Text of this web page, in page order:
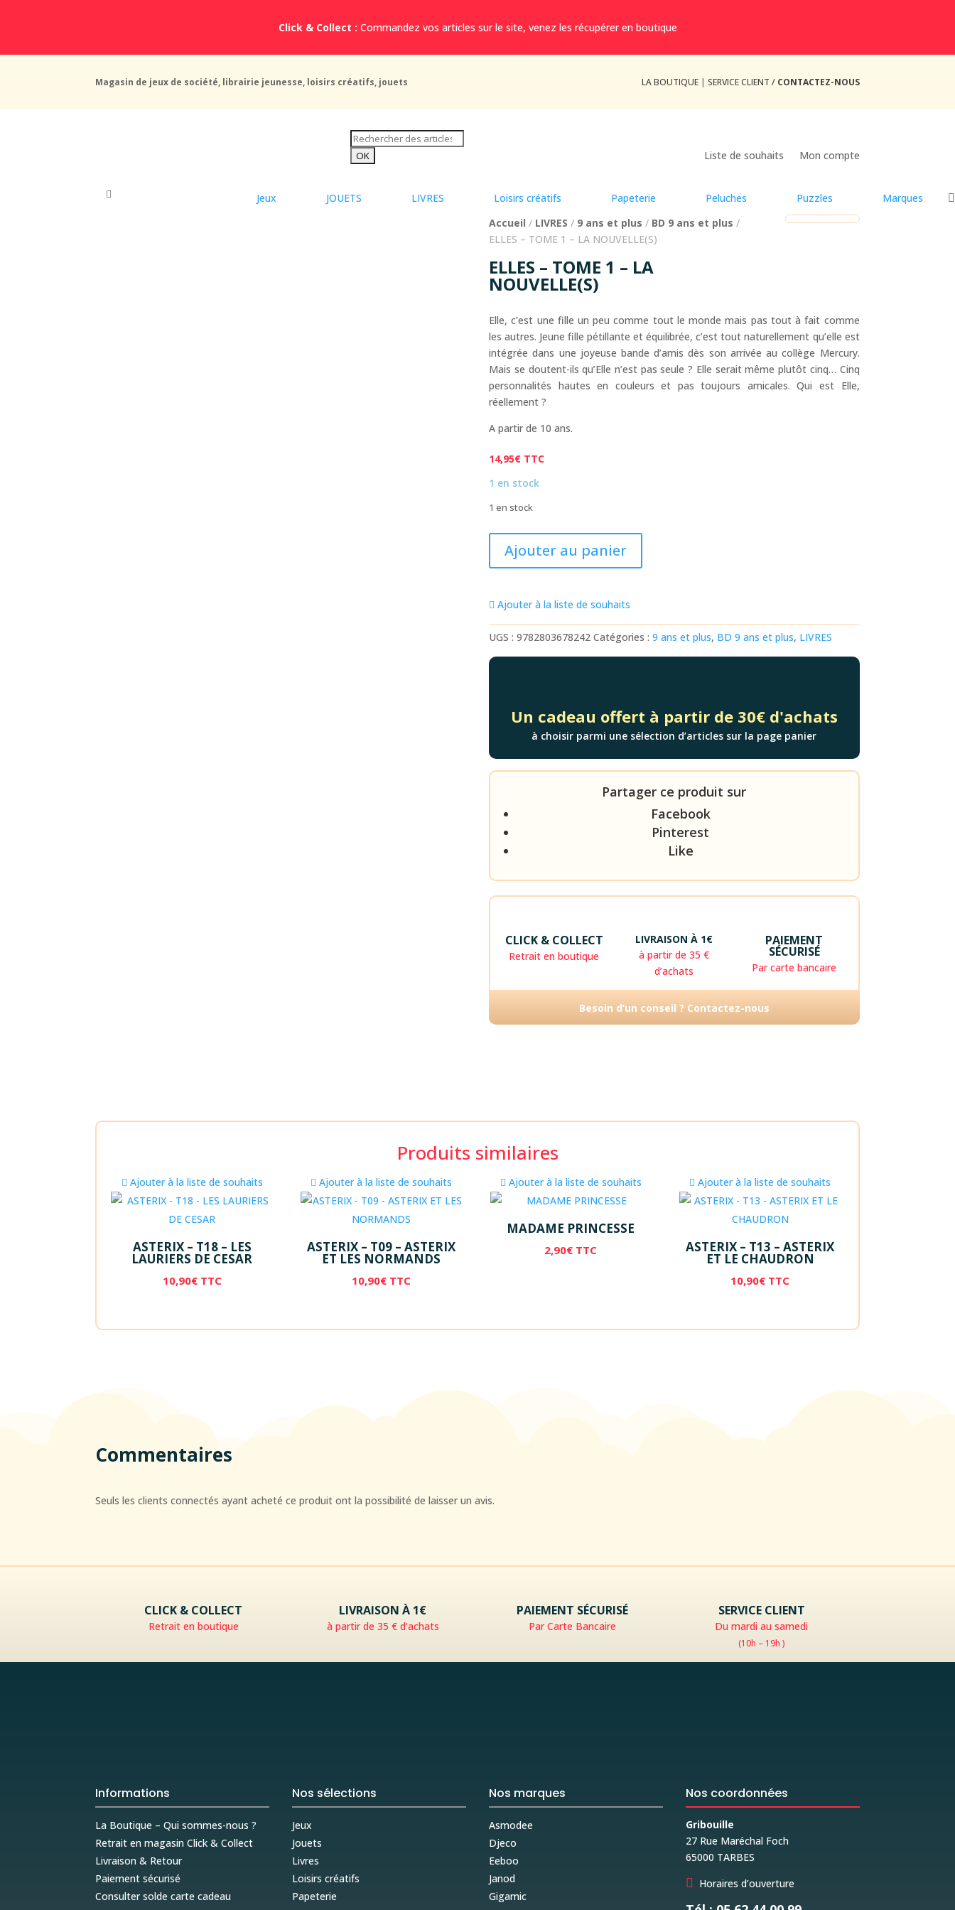
Click & Collect : Commandez vos articles sur le site, venez les récupérer en boutique
Magasin de jeux de société, librairie jeunesse, loisirs créatifs, jouets LA BOUTIQUE| SERVICE CLIENT / CONTACTEZ-NOUS
Liste de souhaits Mon compte
Jeux JOUETS LIVRES Loisirs créatifs Papeterie Peluches Puzzles
Marques
Accueil / LIVRES / 9 ans et plus / BD 9 ans et plus /
ELLES – TOME 1 – LA NOUVELLE(S)
ELLES – TOME 1 – LA
NOUVELLE(S)
Elle, c’est une fille un peu comme tout le monde mais pas tout à fait comme
les autres. Jeune fille pétillante et équilibrée, c’est tout naturellement qu’elle est
intégrée dans une joyeuse bande d’amis dès son arrivée au collège Mercury.
Mais se doutent-ils qu’Elle n’est pas seule ? Elle serait même plutôt cinq… Cinq
personnalités hautes en couleurs et pas toujours amicales. Qui est Elle,
réellement ?
A partir de 10 ans.
14,95€ TTC
1 en stock
1 en stock
ELLES
TOME
1
-
LA
Ajouter au panier
Ajouter à la liste de souhaits
UGS :9782803678242 Catégories :9 ans et plus, BD 9 ans et plus, LIVRES
Un cadeau offert à partir de 30€ d'achats
à choisir parmi une sélection d’articles sur la page panier
Partager ce produit sur
Facebook
Pinterest
Like
CLICK & COLLECT
Retrait en boutique
LIVRAISON À 1€
à partir de 35 €
d’achats
PAIEMENT
SÉCURISÉ
Par carte bancaire
Besoin d’un conseil ? Contactez-nous
Produits similaires
Ajouter à la liste de souhaits
ASTERIX – T18 – LES
LAURIERS DE CESAR
10,90€ TTC
Ajouter à la liste de souhaits
ASTERIX – T09 – ASTERIX
ET LES NORMANDS
10,90€ TTC
Ajouter à la liste de souhaits
MADAME PRINCESSE
2,90€ TTC
Ajouter à la liste de souhaits
ASTERIX – T13 – ASTERIX
ET LE CHAUDRON
10,90€ TTC
Commentaires
Seuls les clients connectés ayant acheté ce produit ont la possibilité de laisser un avis.
CLICK & COLLECT
Retrait en boutique
LIVRAISON À 1€
à partir de 35 € d’achats
PAIEMENT SÉCURISÉ
Par Carte Bancaire
SERVICE CLIENT
Du mardi au samedi
(10h – 19h )
Informations
La Boutique – Qui sommes-nous ?
Retrait en magasin Click & Collect
Livraison & Retour
Paiement sécurisé
Consulter solde carte cadeau
Nos sélections
Jeux
Jouets
Livres
Loisirs créatifs
Papeterie
Nos marques
Asmodee
Djeco
Eeboo
Janod
Gigamic
Nos coordonnées
Gribouille
27 Rue Maréchal Foch
65000 TARBES
 Horaires d’ouverture